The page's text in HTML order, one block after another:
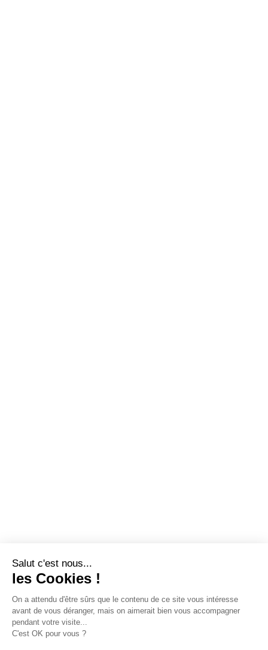
Salut c'est nous...
les Cookies !
On a attendu d'être sûrs que le contenu de ce site vous intéresse
avant de vous déranger, mais on aimerait bien vous accompagner
pendant votre visite...
C'est OK pour vous ?